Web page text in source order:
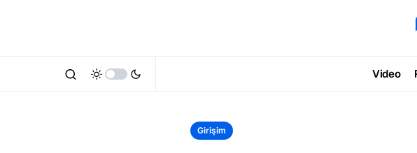
Video
Girişim